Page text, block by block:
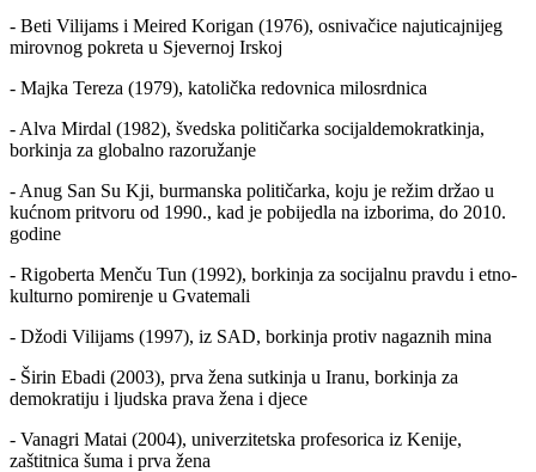
- Beti Vilijams i Meired Korigan (1976), osnivačice najuticajnijeg
mirovnog pokreta u Sjevernoj Irskoj
- Majka Tereza (1979), katolička redovnica milosrdnica
- Alva Mirdal (1982), švedska političarka socijaldemokratkinja,
borkinja za globalno razoružanje
- Anug San Su Kji, burmanska političarka, koju je režim držao u
kućnom pritvoru od 1990., kad je pobijedla na izborima, do 2010.
godine
- Rigoberta Menču Tun (1992), borkinja za socijalnu pravdu i etno-
kulturno pomirenje u Gvatemali
- Džodi Vilijams (1997), iz SAD, borkinja protiv nagaznih mina
- Širin Ebadi (2003), prva žena sutkinja u Iranu, borkinja za
demokratiju i ljudska prava žena i djece
- Vanagri Matai (2004), univerzitetska profesorica iz Kenije,
zaštitnica šuma i prva žena